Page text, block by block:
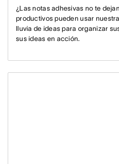
¿Las notas adhesivas no te
productivos pueden usar
lluvia de ideas para organizar
sus ideas en acción.